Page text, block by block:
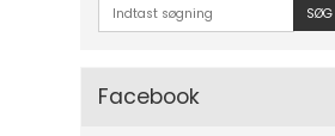
SØG
Facebook